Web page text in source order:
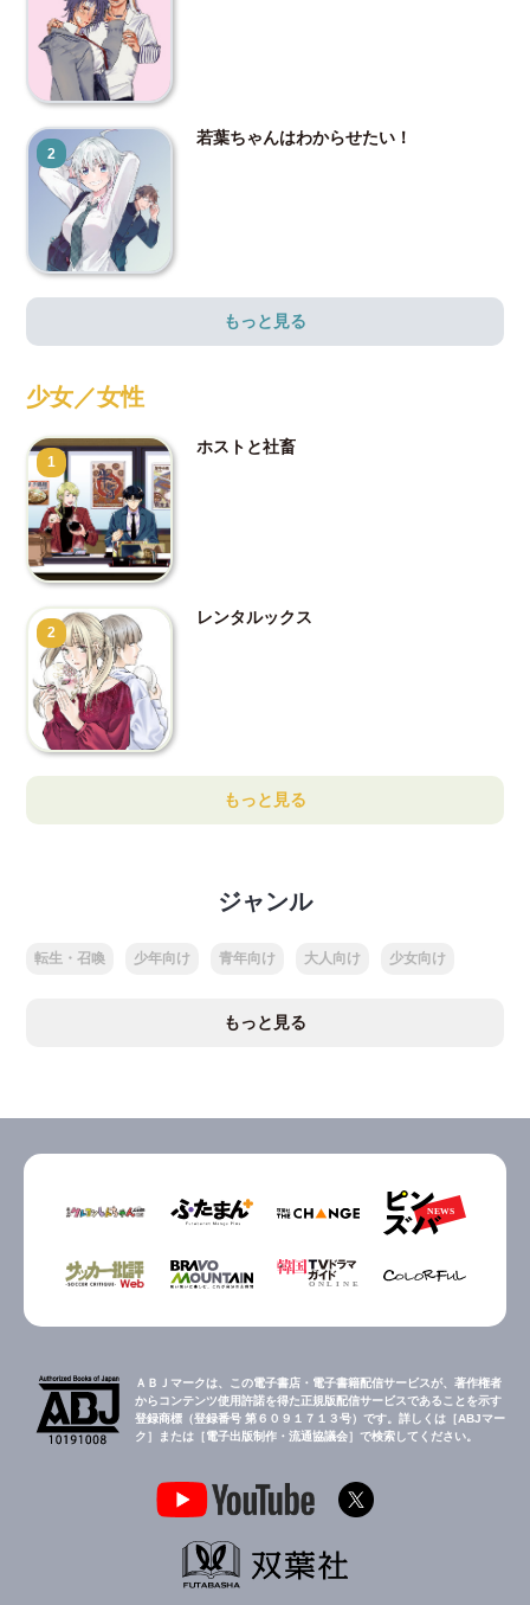
2
若葉ちゃんはわからせたい！
もっと見る
少女／女性
1
ホストと社畜
2
レンタルックス
もっと見る
ジャンル
転生・召喚 少年向け 青年向け 大人向け 少女向け
もっと見る
ＡＢＪマークは、この電子書店・電子書籍配信サービスが、著作権者
からコンテンツ使用許諾を得た正規版配信サービスであることを示す
登録商標（登録番号 第６０９１７１３号）です。詳しくは［ABJマー
ク］または［電子出版制作・流通協議会］で検索してください。